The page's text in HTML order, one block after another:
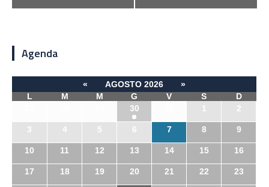
Agenda
« AGOSTO 2026
»
L
M M G V S
D
30 1 2
3 4 5 6 7 8 9
10 11 12 13 14 15 16
17 18 19 20 21 22 23